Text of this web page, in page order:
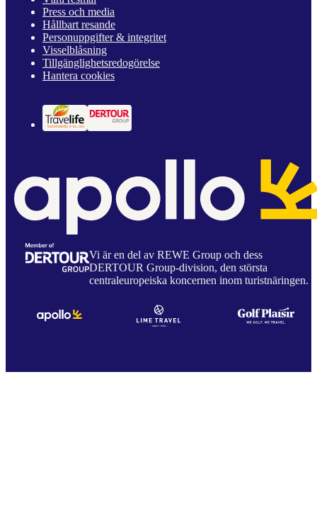
Press och media
Hållbart resande
Personuppgifter & integritet
Visselblåsning
Tillgänglighetsredogörelse
Hantera cookies
Vi är en del av REWE Group och dess
DERTOUR Group-division, den största
centraleuropeiska koncernen inom turistnäringen.